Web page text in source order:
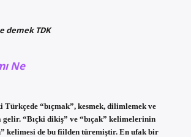
demek TDK
Ne
“bıçmak”, kesmek, dilimlemek ve
gelir. “Bıçki dikiş” ve “bıçak” kelimelerinin
kelimesi de bu fiilden türemiştir. En ufak bir